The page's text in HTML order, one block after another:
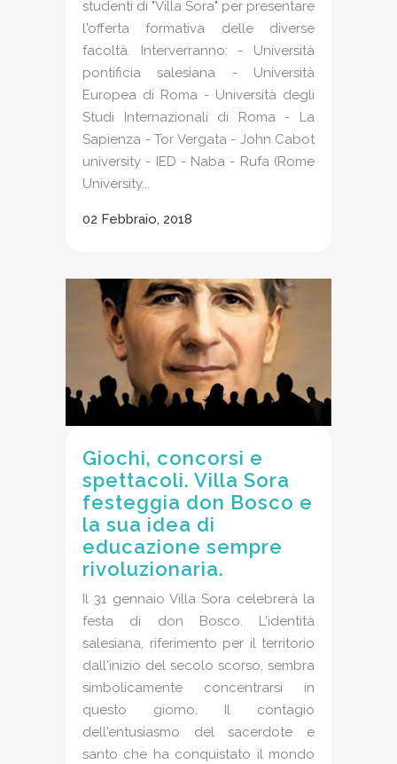
studenti di "Villa Sora" per presentare
l'offerta formativa delle diverse
facoltà. Interverranno: - Università
pontificia salesiana - Università
Europea di Roma - Università degli
Studi Internazionali di Roma - La
Sapienza - Tor Vergata - John Cabot
university - IED - Naba - Rufa (Rome
University...
02 Febbraio, 2018
Giochi, concorsi e
spettacoli. Villa Sora
festeggia don Bosco e
la sua idea di
educazione sempre
rivoluzionaria.
Il 31 gennaio Villa Sora celebrerà la
festa di don Bosco. L'identità
salesiana, riferimento per il territorio
dall'inizio del secolo scorso, sembra
simbolicamente concentrarsi in
questo giorno. Il contagio
dell'entusiasmo del sacerdote e
santo che ha conquistato il mondo